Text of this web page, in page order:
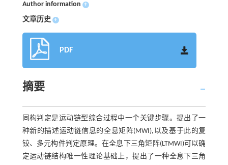
Author information +
文章历史 +
PDF
摘要
同构判定是运动链型综合过程中一个关键步骤。提出了一
种新的描述运动链信息的全息矩阵(MWI),以及基于此的复
铰、多元构件判定原理。在全息下三角矩阵(LTMWI)可以确
定运动链结构唯一性理论基础上，提出了一种全息下三角